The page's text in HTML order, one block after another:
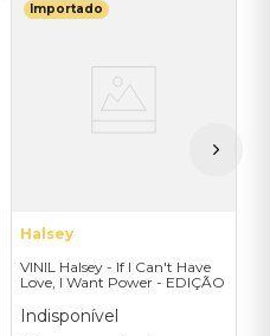
Importado
Halsey
VINIL Halsey - If I Can't Have
Love, I Want Power - EDIÇÃO
TRANSPARENT ORANGE
Indisponível